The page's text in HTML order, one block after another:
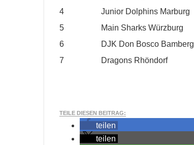
4
Junior Dolphins Marburg
5
Main Sharks Würzburg
6
DJK Don Bosco Bamberg
7
Dragons Rhöndorf
TEILE DIESEN BEITRAG:
teilen
teilen